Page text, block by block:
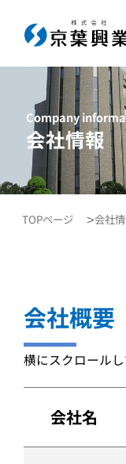
Company
会社情報
TOPページ 会社
会社概要
横にスクロール
会社名